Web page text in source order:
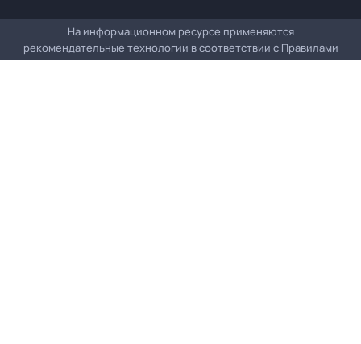
На информационном ресурсе применяются
рекомендательные технологии в соответствии с Правилами